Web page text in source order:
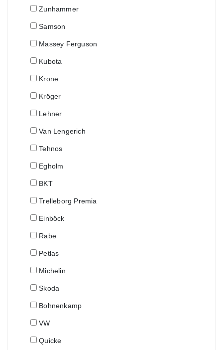
Zunhammer
Samson
Massey Ferguson
Kubota
Krone
Kröger
Lehner
Van Lengerich
Tehnos
Egholm
BKT
Trelleborg Premia
Einböck
Rabe
Petlas
Michelin
Skoda
Bohnenkamp
VW
Quicke